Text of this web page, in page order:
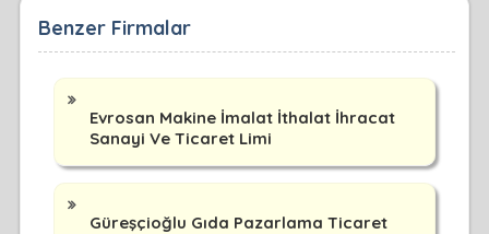
Benzer Firmalar
Evrosan Makine İmalat İthalat İhracat
Sanayi Ve Ticaret Limi
Güreşçioğlu Gıda Pazarlama Ticaret